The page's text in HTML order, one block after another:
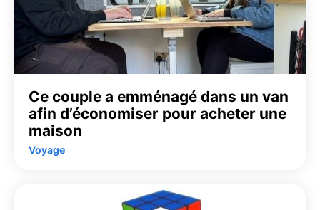
Ce couple a emménagé dans un van
afin d’économiser pour acheter une
maison
Voyage